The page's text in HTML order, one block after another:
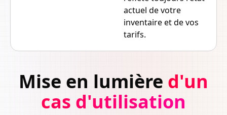
actuel de votre
inventaire et de vos
tarifs.
Mise en lumière d'un
cas d'utilisation